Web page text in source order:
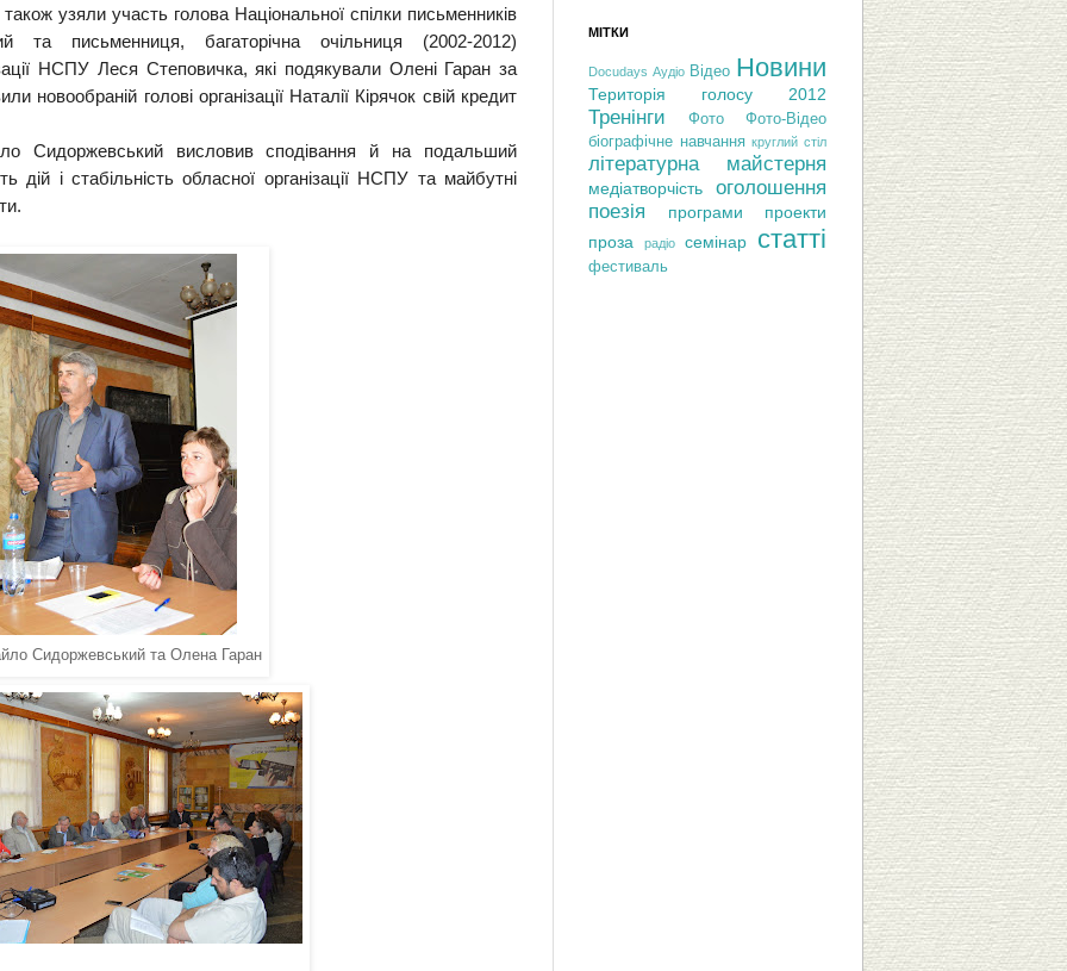
узяли участь голова Національної спілки письменників
та письменниця, багаторічна очільниця (2002-2012)
НСПУ Леся Степовичка, які подякували Олені Гаран за
новообраній голові організації Наталії Кірячок свій кредит
Сидоржевський висловив сподівання й на подальший
дій і стабільність обласної організації НСПУ та майбутні
Сидоржевський та Олена Гаран
МІТКИ
Docudays Аудіо Відео Новини
Територія голосу 2012
Тренінги Фото
Фото-Відео
біографічне навчання круглий стіл
літературна майстерня
медіатворчість
оголошення
поезія
програми
проекти
проза
радіо семінар статті
фестиваль